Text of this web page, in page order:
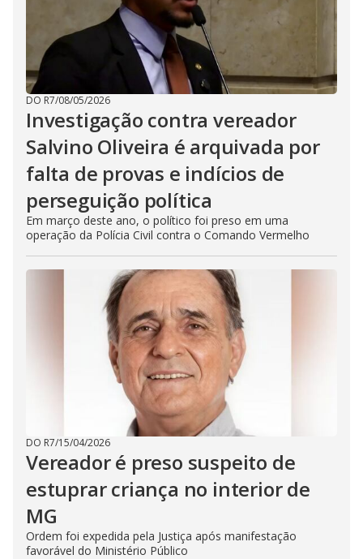
DO R7/08/05/2026
Investigação contra vereador
Salvino Oliveira é arquivada por
falta de provas e indícios de
perseguição política
Em março deste ano, o político foi preso em uma
operação da Polícia Civil contra o Comando Vermelho
DO R7/15/04/2026
Vereador é preso suspeito de
estuprar criança no interior de
MG
Ordem foi expedida pela Justiça após manifestação
favorável do Ministério Público